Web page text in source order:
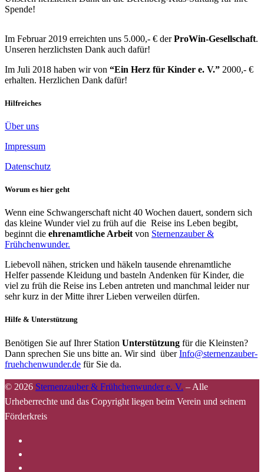
Spende!
Im Februar 2019 erreichten uns 5.000,- € derProWin-Gesellschaft.
Unseren herzlichsten Dank auch dafür!
Im Juli 2018 haben wir von “Ein Herz für Kinder e. V.” 2000,- €
erhalten. Herzlichen Dank dafür!
Hilfreiches
Über uns
Impressum
Datenschutz
Worum es hier geht
Wenn eine Schwangerschaft nicht 40 Wochen dauert, sondern sich
das kleine Wunder viel zu früh auf die Reise ins Leben begibt,
beginnt die ehrenamtliche Arbeit von Sternenzauber &
Frühchenwunder.
Liebevoll nähen, stricken und häkeln tausende ehrenamtliche
Helfer passende Kleidung und basteln Andenken für Kinder, die
viel zu früh die Reise ins Leben antreten und manchmal leider nur
sehr kurz in der Mitte ihrer Lieben verweilen dürfen.
Hilfe & Unterstützung
Benötigen Sie auf Ihrer Station Unterstützung für die Kleinsten?
Dann sprechen Sie uns bitte an. Wir sind überInfo@sternenzauber-
fruehchenwunder.de für Sie da.
© 2026 Sternenzauber & Frühchenwunder e. V. – Alle
Urheberrechte und das Copyright liegen beim Verein und seinem
Förderkreis